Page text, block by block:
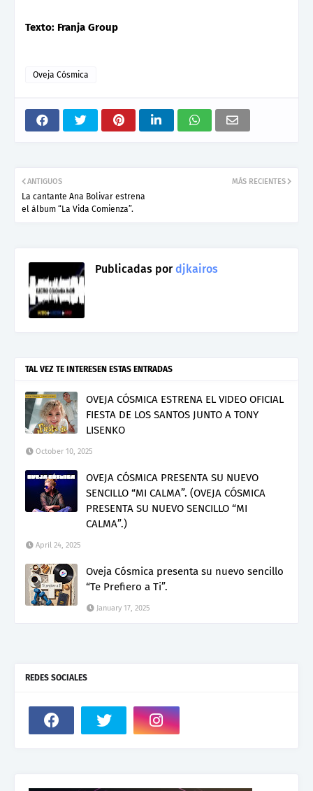
Texto: Franja Group
Oveja Cósmica
MÁS RECIENTES
ANTIGUOS
La cantante Ana Bolivar estrena
el álbum “La Vida Comienza”.
Publicadas pordjkairos
TAL VEZ TE INTERESEN ESTAS ENTRADAS
OVEJA CÓSMICA ESTRENA EL VIDEO OFICIAL
FIESTA DE LOS SANTOS JUNTO A TONY
LISENKO
October 10, 2025
OVEJA CÓSMICA PRESENTA SU NUEVO
SENCILLO “MI CALMA”. (OVEJA CÓSMICA
PRESENTA SU NUEVO SENCILLO “MI
CALMA”.)
April 24, 2025
Oveja Cósmica presenta su nuevo sencillo
“Te Prefiero a Ti”.
January 17, 2025
REDES SOCIALES